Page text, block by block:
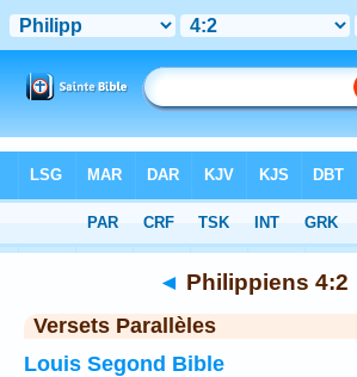
Chapitre 4 > Verset 2
◄ Philippiens 4:2
Versets Parallèles
Louis Segond Bible